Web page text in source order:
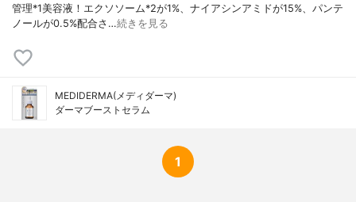
管理*1美容液！エクソソーム*2が1%、ナイアシンアミドが15%、パンテ
ノールが0.5%配合さ…続きを見る
MEDIDERMA(メディダーマ)
ダーマブーストセラム
1